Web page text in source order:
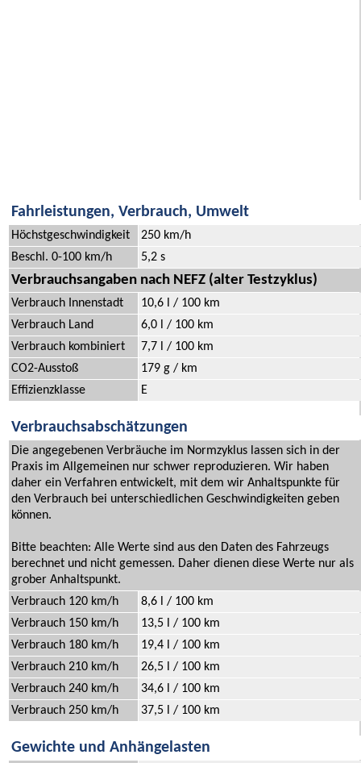
Fahrleistungen, Verbrauch, Umwelt
Höchstgeschwindigkeit
250 km/h
Beschl. 0-100 km/h
5,2 s
Verbrauchsangaben nach NEFZ (alter Testzyklus)
Verbrauch Innenstadt
10,6 l / 100 km
Verbrauch Land
6,0 l / 100 km
Verbrauch kombiniert
7,7 l / 100 km
CO2-Ausstoß
179 g / km
Effizienzklasse
E
Verbrauchsabschätzungen
Die angegebenen Verbräuche im Normzyklus lassen sich in der
Praxis im Allgemeinen nur schwer reproduzieren. Wir haben
daher ein Verfahren entwickelt, mit dem wir Anhaltspunkte für
den Verbrauch bei unterschiedlichen Geschwindigkeiten geben
können.
Bitte beachten: Alle Werte sind aus den Daten des Fahrzeugs
berechnet und nicht gemessen. Daher dienen diese Werte nur als
grober Anhaltspunkt.
Verbrauch 120 km/h
8,6 l / 100 km
Verbrauch 150 km/h
13,5 l / 100 km
Verbrauch 180 km/h
19,4 l / 100 km
Verbrauch 210 km/h
26,5 l / 100 km
Verbrauch 240 km/h
34,6 l / 100 km
Verbrauch 250 km/h
37,5 l / 100 km
Gewichte und Anhängelasten